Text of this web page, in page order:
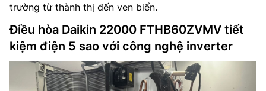
trường từ thành thị đến ven biển.
Điều hòa Daikin 22000 FTHB60ZVMV tiết
kiệm điện 5 sao với công nghệ inverter